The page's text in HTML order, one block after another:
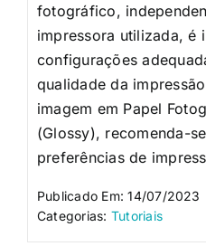
fotográfico,
impressora utilizada, é
configurações
qualidade da
imagem em Papel
(Glossy), recomenda-
preferências de
Publicado Em: 14/07/2023
Categorias: Tutoriais